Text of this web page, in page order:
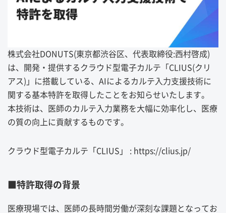
株式会社DONUTS(東京都渋谷区、代表取締役:西村啓成)
は、開発・提供するクラウド型電子カルテ「CLIUS(クリ
アス)」に搭載している、AIによるカルテ入力支援技術に
関する基本特許を取得したことをお知らせいたします。
本技術は、医師のカルテ入力業務を大幅に効率化し、医療
の質の向上に貢献するものです。
クラウド型電子カルテ「CLIUS」 : https://clius.jp/
■特許取得の背景
医療現場では、医師の長時間労働が深刻な課題となってお